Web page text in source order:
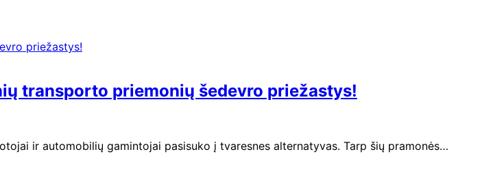
transporto priemonių šedevro priežastys!
ir automobilių gamintojai pasisuko į tvaresnes alternatyvas. Tarp šių pramonės…